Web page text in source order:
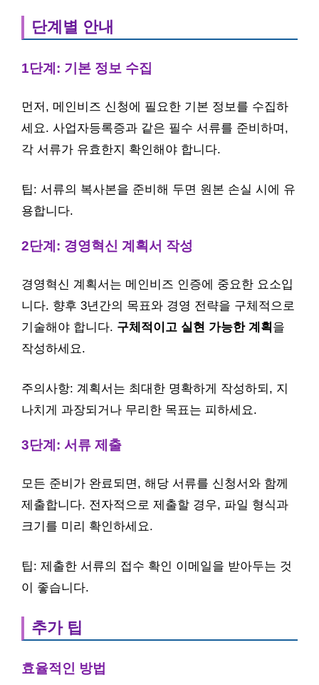
단계별 안내
1단계: 기본 정보 수집
먼저, 메인비즈 신청에 필요한 기본 정보를 수집하
세요. 사업자등록증과 같은 필수 서류를 준비하며,
각 서류가 유효한지 확인해야 합니다.
팁: 서류의 복사본을 준비해 두면 원본 손실 시에 유
용합니다.
2단계: 경영혁신 계획서 작성
경영혁신 계획서는 메인비즈 인증에 중요한 요소입
니다. 향후 3년간의 목표와 경영 전략을 구체적으로
기술해야 합니다. 구체적이고 실현 가능한 계획 을
작성하세요.
주의사항: 계획서는 최대한 명확하게 작성하되, 지
나치게 과장되거나 무리한 목표는 피하세요.
3단계: 서류 제출
모든 준비가 완료되면, 해당 서류를 신청서와 함께
제출합니다. 전자적으로 제출할 경우, 파일 형식과
크기를 미리 확인하세요.
팁: 제출한 서류의 접수 확인 이메일을 받아두는 것
이 좋습니다.
추가 팁
효율적인 방법